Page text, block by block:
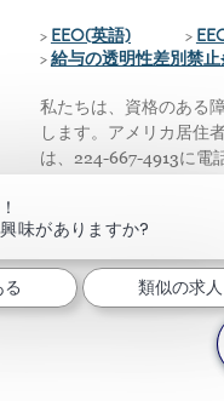
> EEO(英語) >
> 給与の透明性差別禁止
私たちは、資格のある
します。アメリカ居住
は、224-667-4913に電
味がありますか?
類似の求人